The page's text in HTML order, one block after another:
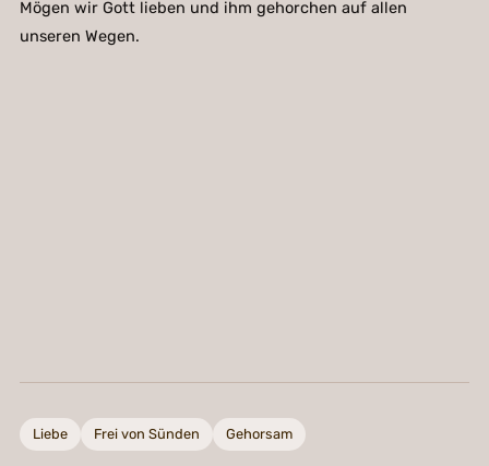
Mögen wir Gott lieben und ihm gehorchen auf allen
unseren Wegen.
Liebe Frei von Sünden Gehorsam